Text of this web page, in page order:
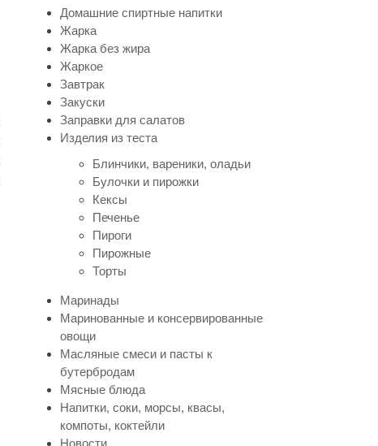
Домашние спиртные напитки
Жарка
Жарка без жира
Жаркое
Завтрак
Закуски
Заправки для салатов
Изделия из теста
Блинчики, вареники, оладьи
Булочки и пирожки
Кексы
Печенье
Пироги
Пирожные
Торты
Маринады
Маринованные и консервированные
овощи
Масляные смеси и пасты к
бутербродам
Мясные блюда
Напитки, соки, морсы, квасы,
компоты, коктейли
Новости